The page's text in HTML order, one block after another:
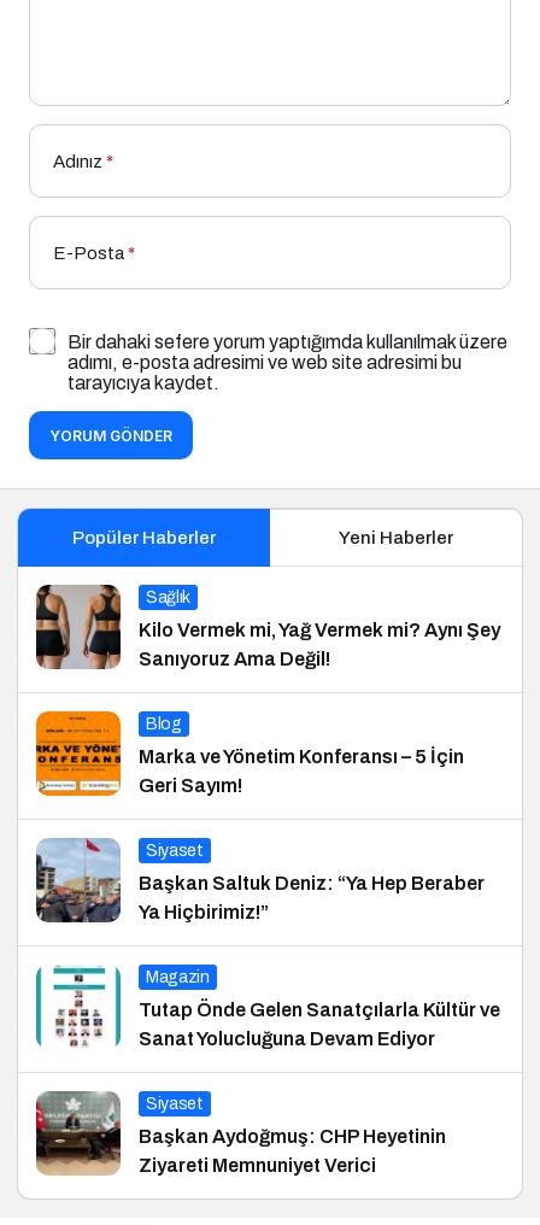
Adınız *
E-Posta*
Bir dahaki sefere yorum yaptığımda kullanılmak üzere
adımı, e-posta adresimi ve web site adresimi bu
tarayıcıya kaydet.
YORUM GÖNDER
Popüler Haberler Yeni Haberler
Sağlık
Kilo Vermek mi, Yağ Vermek mi? Aynı Şey
Sanıyoruz Ama Değil!
Blog
Marka ve Yönetim Konferansı – 5 İçin
Geri Sayım!
Siyaset
Başkan Saltuk Deniz: “Ya Hep Beraber
Ya Hiçbirimiz!”
Magazin
Tutap Önde Gelen Sanatçılarla Kültür ve
Sanat Yolucluğuna Devam Ediyor
Siyaset
Başkan Aydoğmuş: CHP Heyetinin
Ziyareti Memnuniyet Verici